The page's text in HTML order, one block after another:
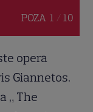
POZA 1 / 10
opera
Giannetos.
„ The